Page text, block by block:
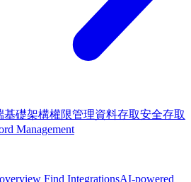
基礎架構權限管理資料存取安全存取
Management
Find IntegrationsAI-powered